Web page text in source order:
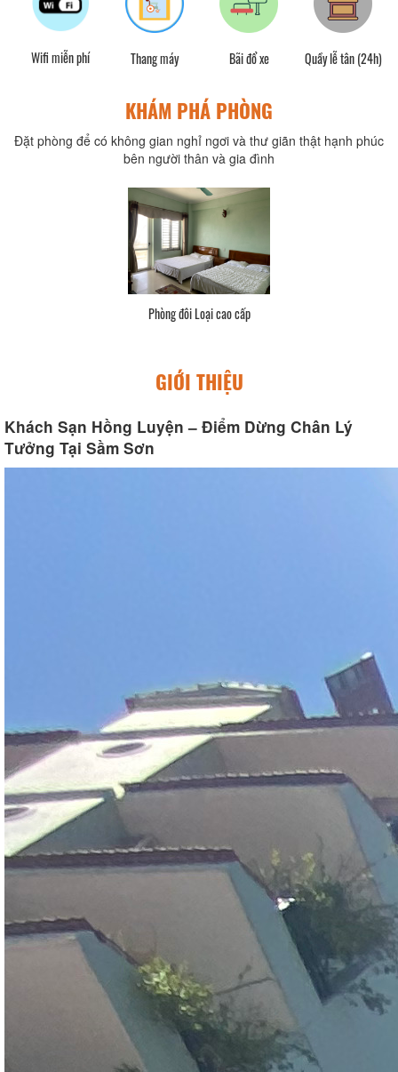
Wifi miễn phí
Thang máy Bãi đổ xe
KHÁM PHÁ PHÒNG
Đặt phòng để có không gian nghỉ ngơi và thư giãn thật hạnh phúc
bên người thân và gia đình
Phòng đôi Loại cơ bản
GIỚI THIỆU
Khách Sạn Hồng Luyện – Điểm Dừng Chân Lý
Tưởng Tại Sầm Sơn